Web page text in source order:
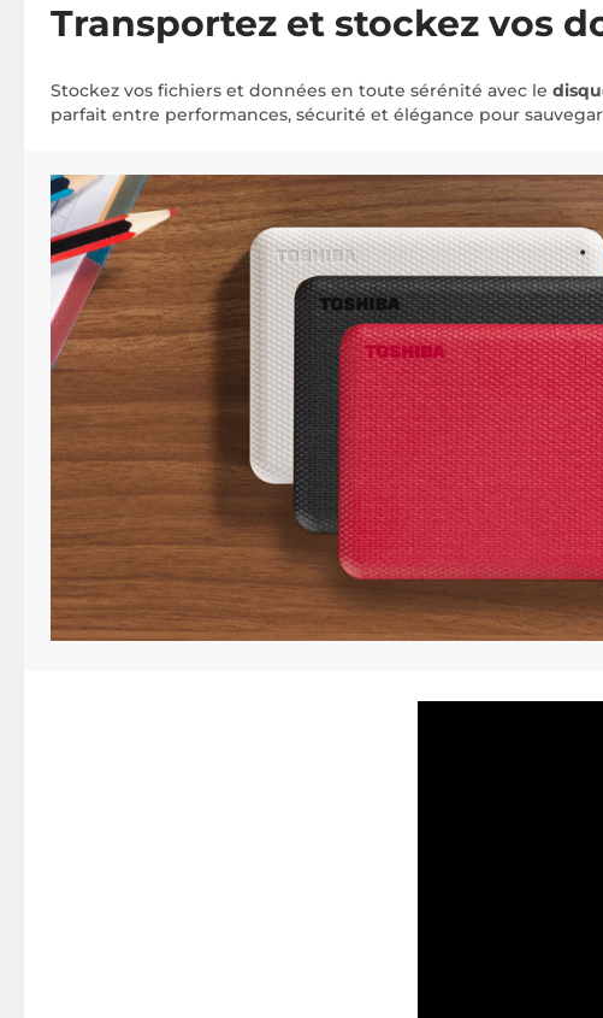
Transportez et stockez vos
Stockez vos fichiers et données en toute sérénité avec le
parfait entre performances, sécurité et élégance pour